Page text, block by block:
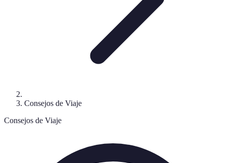
Consejos de Viaje
Consejos de Viaje